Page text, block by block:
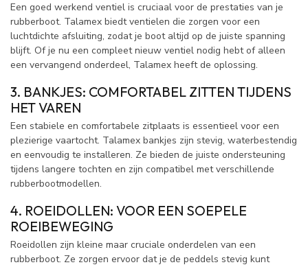
Een goed werkend ventiel is cruciaal voor de prestaties van je
rubberboot. Talamex biedt ventielen die zorgen voor een
luchtdichte afsluiting, zodat je boot altijd op de juiste spanning
blijft. Of je nu een compleet nieuw ventiel nodig hebt of alleen
een vervangend onderdeel, Talamex heeft de oplossing.
3. BANKJES: COMFORTABEL ZITTEN TIJDENS
HET VAREN
Een stabiele en comfortabele zitplaats is essentieel voor een
plezierige vaartocht. Talamex bankjes zijn stevig, waterbestendig
en eenvoudig te installeren. Ze bieden de juiste ondersteuning
tijdens langere tochten en zijn compatibel met verschillende
rubberbootmodellen.
4. ROEIDOLLEN: VOOR EEN SOEPELE
ROEIBEWEGING
Roeidollen zijn kleine maar cruciale onderdelen van een
rubberboot. Ze zorgen ervoor dat je de peddels stevig kunt